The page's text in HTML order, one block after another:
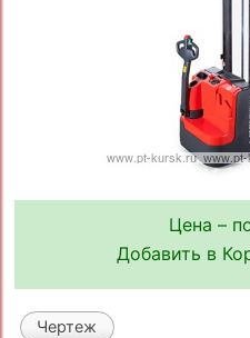
Цена –
Добавить в
Чертеж